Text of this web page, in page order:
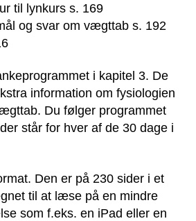
til lynkurs s. 169
og svar om vægttab s. 192
i kapitel 3. De
information om fysiologien
Du følger programmet
står for hver af de 30 dage i
Den er på 230 sider i et
til at læse på en mindre
som f.eks. en iPad eller en